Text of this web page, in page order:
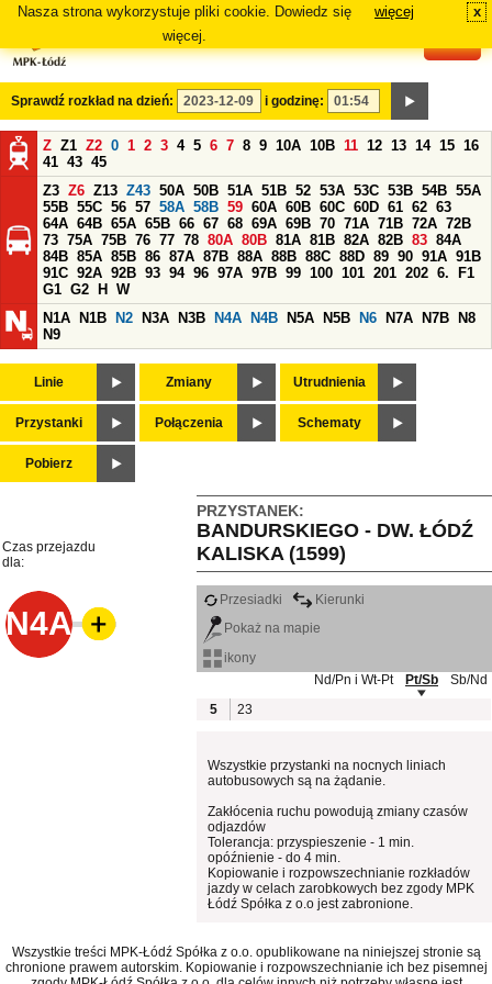
Nasza strona wykorzystuje pliki cookie. Dowiedz się
więcej.
więcej x
Sprawdź rozkład na dzień: i godzinę:
Z Z1 Z2 0 1 2 3 4 5 6 7 8 9 10A 10B 11 12 13 14 15 16
41 43 45
Z3 Z6 Z13 Z43 50A 50B 51A 51B 52 53A 53C 53B 54B 55A
55B 55C 56 57 58A 58B 59 60A 60B 60C 60D 61 62 63
64A 64B 65A 65B 66 67 68 69A 69B 70 71A 71B 72A 72B
73 75A 75B 76 77 78 80A 80B 81A 81B 82A 82B 83 84A
84B 85A 85B 86 87A 87B 88A 88B 88C 88D 89 90 91A 91B
91C 92A 92B 93 94 96 97A 97B 99 100 101 201 202 6.
F1
G1 G2 H
W
N1A
N1B N2 N3A N3B N4A N4B N5A N5B N6 N7A N7B
N8
N9
Linie Zmiany Utrudnienia
Przystanki Połączenia Schematy
Pobierz
PRZYSTANEK:
BANDURSKIEGO - DW. ŁÓDŹ
KALISKA (1599)
Czas przejazdu
dla:
N4A
Przesiadki
Kierunki
Pokaż na mapie
ikony
Nd/Pn i Wt-Pt
Pt/Sb
Sb/Nd
5
23
Wszystkie przystanki na nocnych liniach
autobusowych są na żądanie.
Zakłócenia ruchu powodują zmiany czasów
odjazdów
Tolerancja: przyspieszenie - 1 min.
opóźnienie - do 4 min.
Kopiowanie i rozpowszechnianie rozkładów
jazdy w celach zarobkowych bez zgody MPK
Łódź Spółka z o.o jest zabronione.
Wszystkie treści MPK-Łódź Spółka z o.o. opublikowane na niniejszej stronie są
chronione prawem autorskim. Kopiowanie i rozpowszechnianie ich bez pisemnej